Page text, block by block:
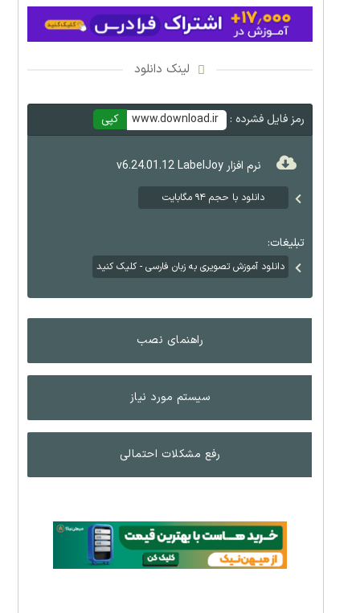
لینک دانلود
رمز فایل فشرده : www.download.ir کپی
نرم افزار v6.24.01.12 LabelJoy
دانلود با حجم ۹۴ مگابایت
تبلیغات:
دانلود آموزش تصویری به زبان فارسی - کلیک کنید
راهنمای نصب
سیستم مورد نیاز
رفع مشکلات احتمالی